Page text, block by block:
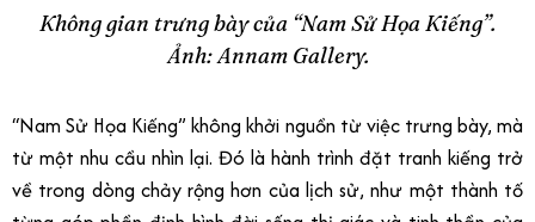
Không gian trưng bày của “Nam Sử Họa Kiếng”.
Ảnh: Annam Gallery.
“Nam Sử Họa Kiếng” không khởi nguồn từ việc trưng bày, mà
từ một nhu cầu nhìn lại. Đó là hành trình đặt tranh kiếng trở
về trong dòng chảy rộng hơn của lịch sử, như một thành tố